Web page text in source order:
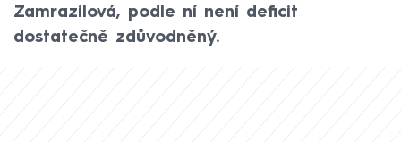
Zamrazilová, podle ní není deficit
dostatečně zdůvodněný.